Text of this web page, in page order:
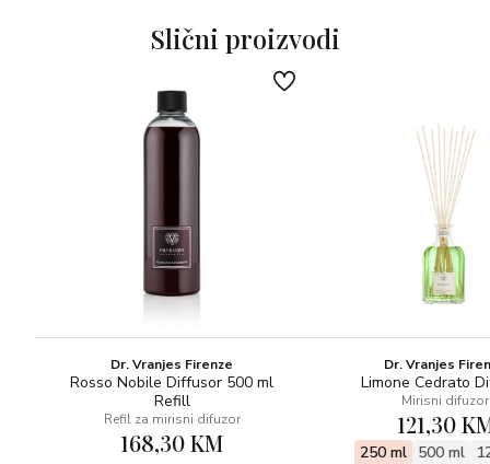
Slični proizvodi
Dr. Vranjes Firenze
Rosso Nobile Diffusor 500 ml
Refill
Refil za mirisni difuzor
168,30 KM
Dr. Vranjes
Limone Cedrato
Mirisni difuzor
121,30
250 ml 500 ml